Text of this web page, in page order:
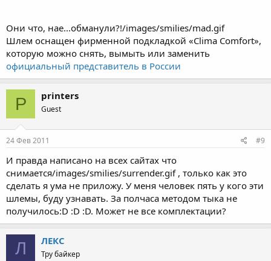
Они что, нае...обманули?!/images/smilies/mad.gif
Шлем оснащен фирменной подкладкой «Clima Comfort»,
которую можно снять, вымыть или заменить
официальный представитель в России
P printers
Guest
24 Фев 2011 #9
И правда написано на всех сайтах что
снимается/images/smilies/surrender.gif , только как это
сделать я ума не приложу. У меня человек пять у кого эти
шлемы, буду узнавать. За полчаса методом тыка не
получилось:D :D :D. Может не все комплектации?
Л ЛЕКС
Тру байкер